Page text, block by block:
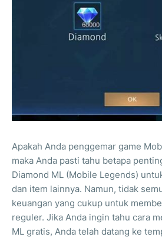
Apakah Anda penggemar game
maka Anda pasti tahu betapa
Diamond ML (Mobile Legends)
dan item lainnya. Namun, tidak
keuangan yang cukup untuk
reguler. Jika Anda ingin tahu cara
ML gratis, Anda telah datang ke